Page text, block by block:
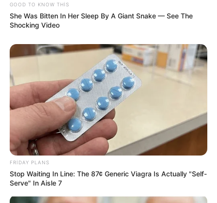
Digər xəbərlər
20:59 / 06 Avqust 2026 DÜNYA
GOOD TO KNOW THIS
She Was Bitten In Her Sleep By A Giant Snake — See The
Shocking Video
FRIDAY PLANS
Stop Waiting In Line: The 87¢ Generic Viagra Is Actually "Self-
Serve" In Aisle 7